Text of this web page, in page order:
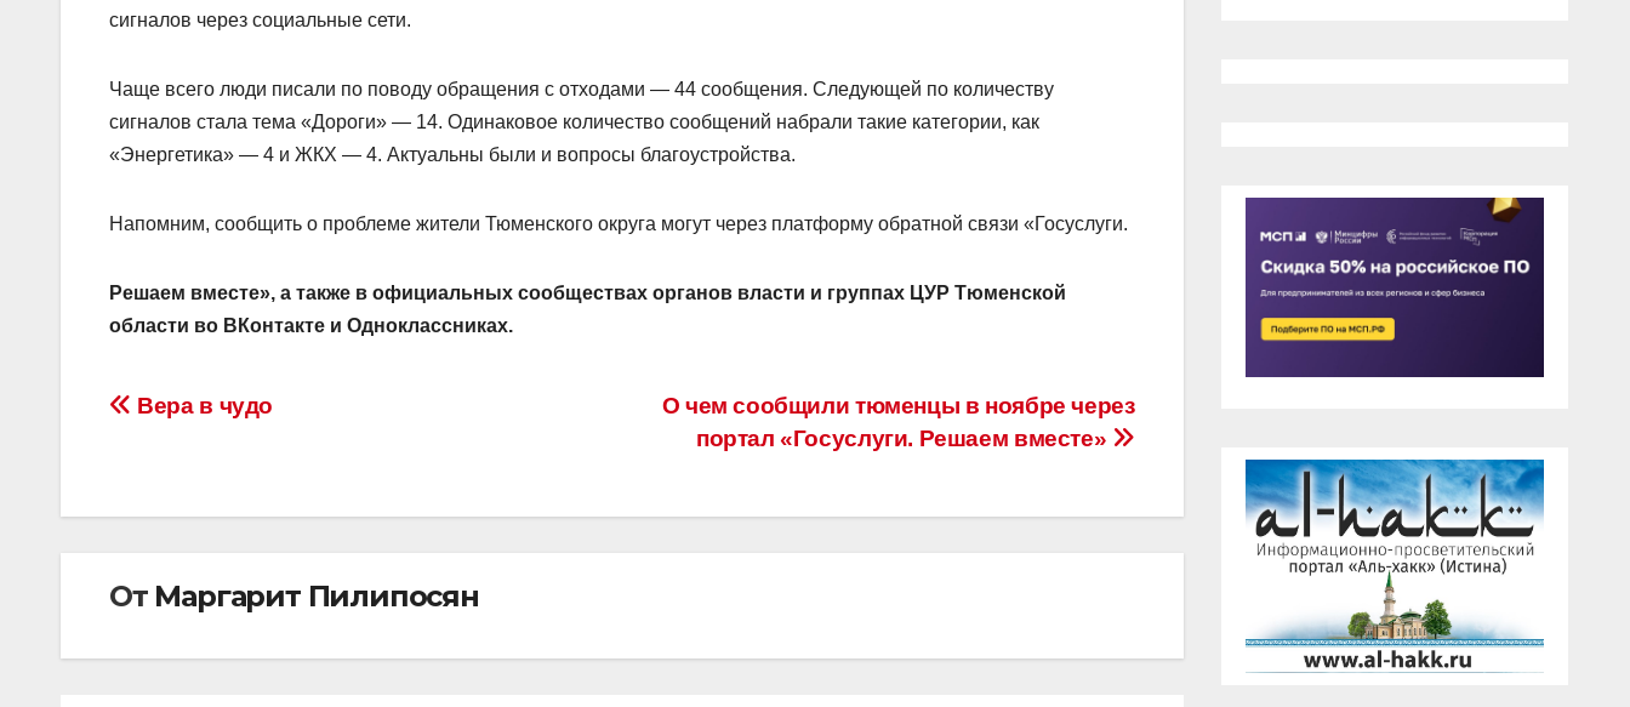
сигналов через социальные сети.
Чаще всего люди писали по поводу обращения с отходами — 44 сообщения. Следующей по количеству
сигналов стала тема «Дороги» — 14. Одинаковое количество сообщений набрали такие категории, как
«Энергетика» — 4 и ЖКХ — 4. Актуальны были и вопросы благоустройства.
Напомним, сообщить о проблеме жители Тюменского округа могут через платформу обратной связи «Госуслуги.
Решаем вместе», а также в официальных сообществах органов власти и группах ЦУР Тюменской
области во ВКонтакте и Одноклассниках.
Навигация
записям
О чем сообщили тюменцы в ноябре через
портал «Госуслуги. Решаем вместе»
Вера в чудо
От Маргарит Пилипосян